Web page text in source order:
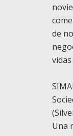
de
(
Una